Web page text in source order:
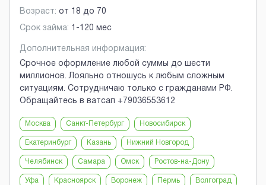
Возраст: от 18 до 70
Срок займа: 1-120 мес
Дополнительная информация:
Срочное оформление любой суммы до шести
миллионов. Лояльно отношусь к любым сложным
ситуациям. Сотрудничаю только с гражданами РФ.
Обращайтесь в ватсап +79036553612
Москва Санкт-Петербург Новосибирск
Екатеринбург Казань Нижний Новгород
Челябинск Самара Омск Ростов-на-Дону
Уфа Красноярск Воронеж Пермь Волгоград